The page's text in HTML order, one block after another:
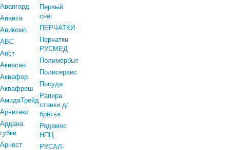
Авангард
Аванта
Авикомп
АВС
Аист
Аквасан
Аквафор
Аквафреш
АмидаТрейд
Арвитекс
Ардана
губки
Арнест
Первый
снег
ПЕРЧАТКИ
Перчатки
РУСМЕД
Полимербыт
Полисервис
Посуда
Рапира
станки д/
бритья
Родемос
НПЦ
РУСАЛ-